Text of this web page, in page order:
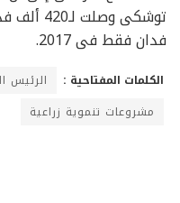
فدان فقط فى 2017.
الكلمات المفتاحية : الرئيس
مشروعات تنموية زراعية